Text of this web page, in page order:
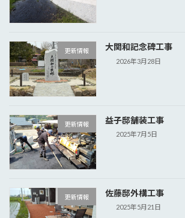
更新情報 大関和記念碑工事
2026年3月28日
更新情報 益子邸舗装工事
2025年7月5日
更新情報 佐藤邸外構工事
2025年5月21日